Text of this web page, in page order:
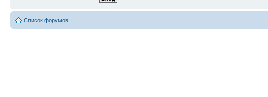
Список форумов